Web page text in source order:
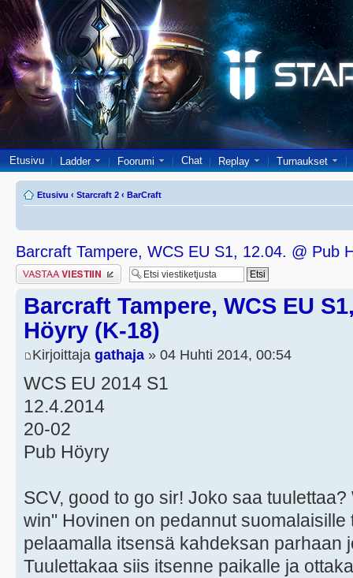
Etusivu Ladder Foorumi Chat Replay Turnaukset
Etusivu ‹ Starcraft 2 ‹ BarCraft
Barcraft Tampere, WCS EU S1, 12.04. @ Pub
Lähetä vastaus
Barcraft Tampere, WCS EU
Höyry (K-18)
Kirjoittaja gathaja » 04 Huhti 2014, 00:54
WCS EU 2014 S1
12.4.2014
20-02
Pub Höyry
SCV, good to go sir! Joko saa
win" Hovinen on pedannut
pelaamalla itsensä kahdeksan parhaan
Tuulettakaa siis itsenne paikalle ja